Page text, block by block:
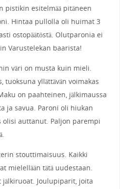
pistikin esitelmää pitäneen
Hintaa pullolla oli huimat 3
ostopäätöstä. Olutparonia ei
Varustelekan baarista!
väri on musta kuin mieli.
tuoksuna yllättävän voimakas
on paahteinen, jälkimaussa
ja savua. Paroni oli hiukan
auttanut. Paljon parempi
stouttimaisuus. Kaikki
mielellään tätä uudestaan.
jälkiruoat. Joulupiparit, joita